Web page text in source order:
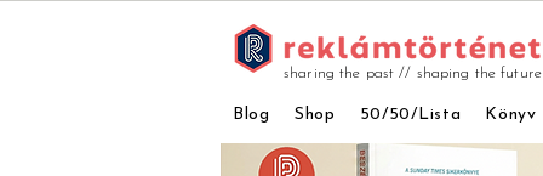
Blog Shop 50/50/Lista Könyv
sharing the past // shaping the future